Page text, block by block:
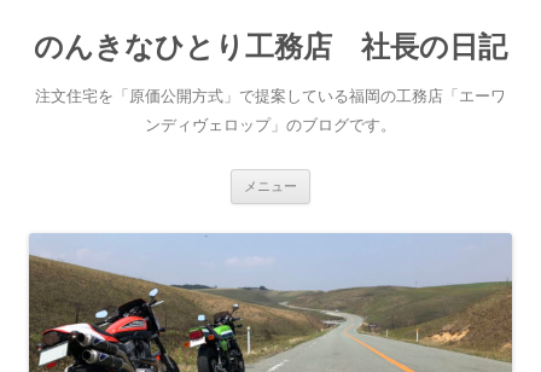
テ
ン
へ
ス
のんきなひとり工務店 社長の日記
注文住宅を「原価公開方式」で提案している福岡の工務店「エーワ
ンディヴェロップ」のブログです。
メニュー